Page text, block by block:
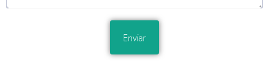
Enviar